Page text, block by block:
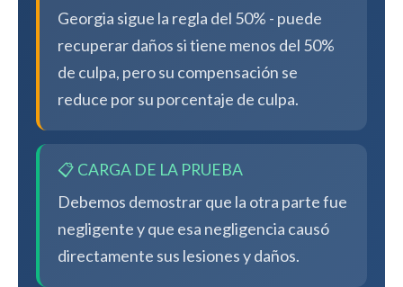
Georgia sigue la regla del 50% - puede
recuperar daños si tiene menos del 50%
de culpa, pero su compensación se
reduce por su porcentaje de culpa.
📋 CARGA DE LA PRUEBA
Debemos demostrar que la otra parte fue
negligente y que esa negligencia causó
directamente sus lesiones y daños.